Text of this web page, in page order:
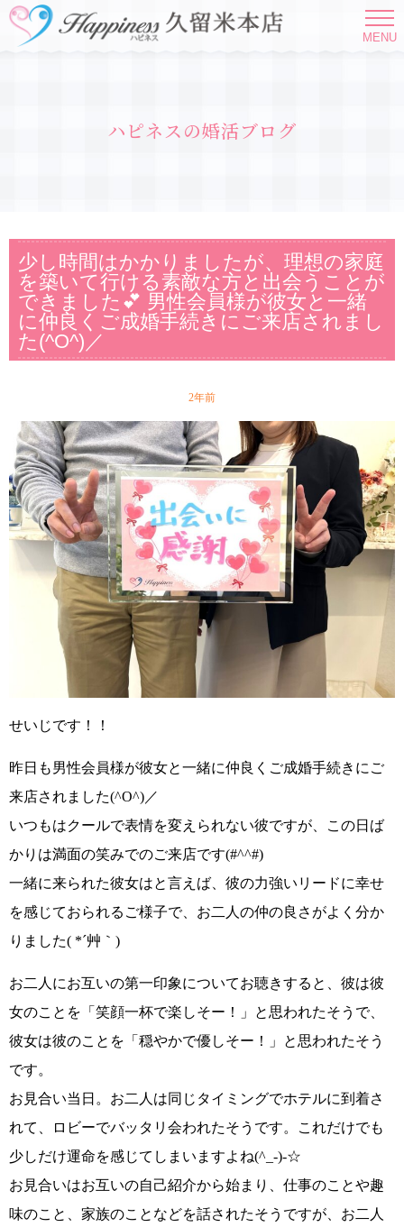
MENU
ハピネスの婚活ブログ
少し時間はかかりましたが、理想の家庭
を築いて行ける素敵な方と出会うことが
できました💕 男性会員様が彼女と一緒
に仲良くご成婚手続きにご来店されまし
た(^O^)／
2年前
せいじです！！
昨日も男性会員様が彼女と一緒に仲良くご成婚手続きにご
来店されました(^O^)／
いつもはクールで表情を変えられない彼ですが、この日ば
かりは満面の笑みでのご来店です(#^^#)
一緒に来られた彼女はと言えば、彼の力強いリードに幸せ
を感じておられるご様子で、 お二人の仲の良さ がよく分か
りました( *´艸｀)
お二人にお互いの第一印象についてお聴きすると、彼は彼
女のことを 「笑顔一杯で楽しそー！」
と思われたそうで、
彼女は彼のことを 「穏やかで優しそー！」
と思われたそう
です。
お見合い当日。お二人は同じタイミングでホテルに到着さ
れて、
ロビーでバッタリ 会われたそうです。これだけでも
少しだけ運命を感じてしまいますよね(^_-)-☆
お見合いはお互いの自己紹介から始まり、仕事のことや趣
味のこと、家族のことなどを話されたそうですが、 お二人